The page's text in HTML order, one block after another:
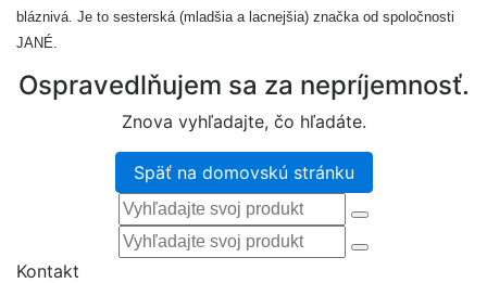
bláznivá. Je to sesterská (mladšia a lacnejšia) značka od spoločnosti
JANÉ.
Ospravedlňujem sa za nepríjemnosť.
Znova vyhľadajte, čo hľadáte.
Späť na domovskú stránku
Kontakt